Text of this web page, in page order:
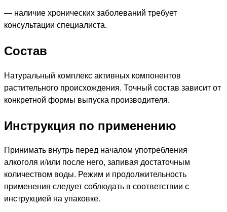
— наличие хронических заболеваний требует
консультации специалиста.
Состав
Натуральный комплекс активных компонентов
растительного происхождения. Точный состав зависит от
конкретной формы выпуска производителя.
Инструкция по применению
Принимать внутрь перед началом употребления
алкоголя и/или после него, запивая достаточным
количеством воды. Режим и продолжительность
применения следует соблюдать в соответствии с
инструкцией на упаковке.